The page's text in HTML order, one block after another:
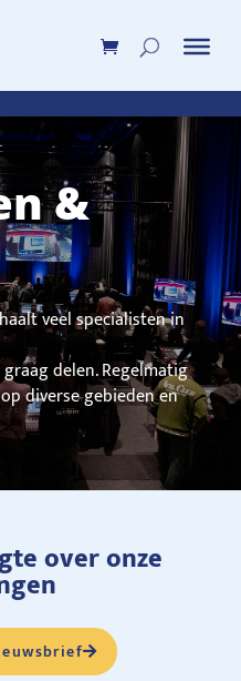
&
veel specialisten in
delen. Regelmatig
diverse gebieden en
over onze